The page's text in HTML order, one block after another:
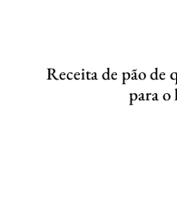
Receita de pão de
para o